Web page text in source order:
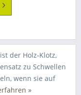
der Holz-Klotz,
zu Schwellen
wenn sie auf
»